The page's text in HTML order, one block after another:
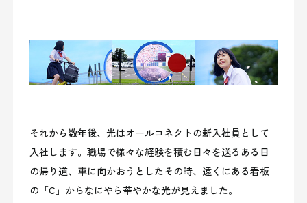
それから数年後、光はオールコネクトの新入社員として
入社します。職場で様々な経験を積む日々を送るある日
の帰り道、車に向かおうとしたその時、遠くにある看板
の「C」からなにやら華やかな光が見えました。